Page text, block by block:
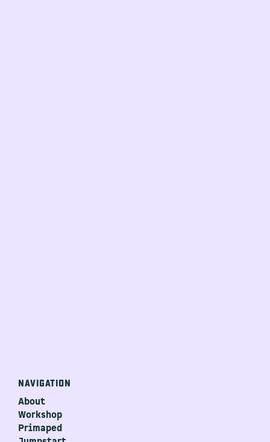
NAVIGATION
About
Workshop
Primaped